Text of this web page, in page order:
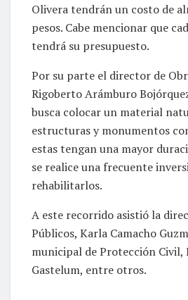
Olivera tendrán un costo de
pesos. Cabe mencionar que
tendrá su presupuesto.
Por su parte el director de
Rigoberto Arámburo
busca colocar un material
estructuras y monumentos
estas tengan una mayor
se realice una frecuente
rehabilitarlos.
A este recorrido asistió la
Públicos, Karla Camacho
municipal de Protección Civil,
Gastelum, entre otros.